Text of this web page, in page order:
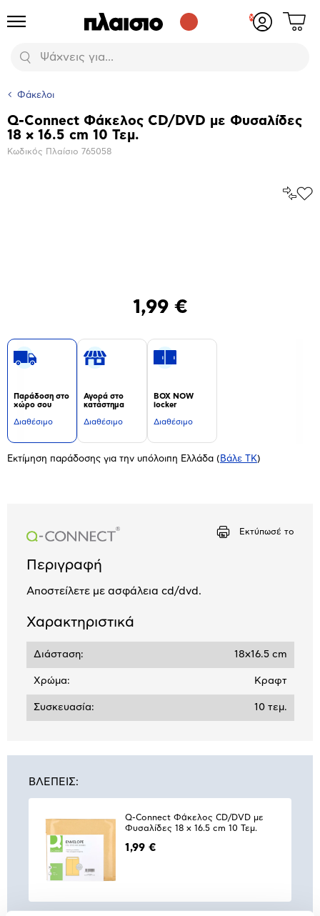
Προϊόντα
Αναζήτηση
Δες
Φάκελοι
Βασικά
χαρακτηριστικά
Q-Connect Φάκελος CD/DVD με Φυσαλίδες
18 x 16.5 cm 10 Τεμ.
Κωδικός Πλαίσιο 765058
1,99 €
Παράδοση στο
χώρο σου
Διαθέσιμο
Αγορά στο
κατάστημα
Διαθέσιμο
BOX NOW
locker
Διαθέσιμο
Εκτίμηση παράδοσης για την υπόλοιπη Ελλάδα ( Βάλε ΤΚ)
Εκτύπωσέ το
Περιγραφή
Αποστείλετε με ασφάλεια cd/dvd.
Χαρακτηριστικά
Διάσταση: 18x16.5 cm
Χρώμα: Κραφτ
Συσκευασία: 10 τεμ.
ΒΛΕΠΕΙΣ:
Q-Connect Φάκελος CD/DVD με
Φυσαλίδες 18 x 16.5 cm 10 Τεμ.
1,99 €